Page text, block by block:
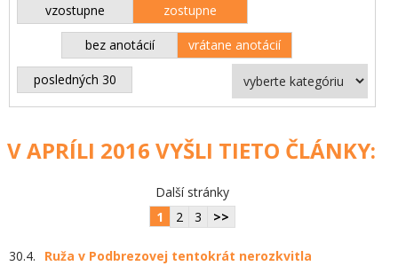
vzostupne zostupne
bez anotácií vrátane anotácií
posledných 30
V APRÍLI 2016 VYŠLI TIETO ČLÁNKY:
Další stránky
1
2 3 >>
30.4. Ruža v Podbrezovej tentokrát nerozkvitla